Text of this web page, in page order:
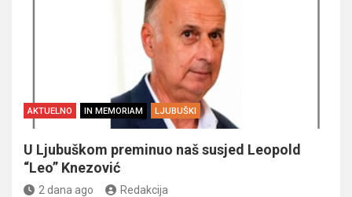
AKTUELNO IN MEMORIAM LJUBUŠKI
U Ljubuškom preminuo naš susjed Leopold
“Leo” Knezović
2 dana ago Redakcija